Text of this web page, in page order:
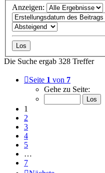
Anzeigen:
Die Suche ergab 328 Treffer
Seite 1 von 7
Gehe zu Seite:
1
2
3
4
5
…
7